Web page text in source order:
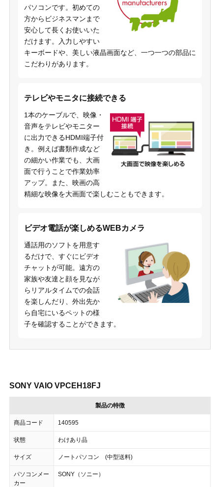
パソコンです。初めての
方からビジネスマンまで
安心して長くお使いいた
だけます。入力しやすい
キーボードや、美しい液晶画面など、一つ一つの部品に
こだわりがあります。
テレビやモニタに接続できる
1本のケーブルで、映像・
音声をテレビやモニター
に出力できるHDMI端子付
き。例えば書類作成など
の細かい作業でも、大画
面で行うことで作業効率
アップ。また、映画の高
精細な映像を大画面で楽しむこともできます。
ビデオ電話が楽しめるWEBカメラ
通話用のソフトを用意す
るだけで、すぐにビデオ
チャットが可能。遠方の
家族や友達と顔を見なが
らリアルタイムでの会話
を楽しんだり、外出先か
ら自宅にいるペットの様
子を確認することができます。
SONY VAIO VPCEH18FJ
製品の特徴
商品コード 140595
状態 わけあり品
サイズ ノートパソコン (中型送料)
パソコンメー
カー
SONY（ソニー）